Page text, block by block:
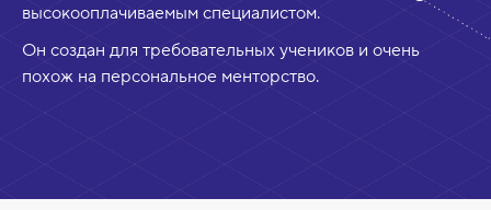
высокооплачиваемым специалистом.
Он создан для требовательных учеников и очень
похож на персональное менторство.